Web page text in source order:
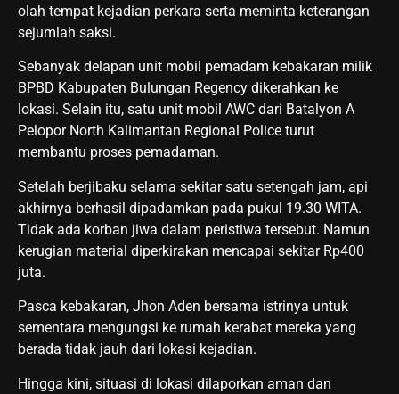
olah tempat kejadian perkara serta meminta keterangan
sejumlah saksi.
Sebanyak delapan unit mobil pemadam kebakaran milik
BPBD Kabupaten Bulungan Regency dikerahkan ke
lokasi. Selain itu, satu unit mobil AWC dari Batalyon A
Pelopor North Kalimantan Regional Police turut
membantu proses pemadaman.
Setelah berjibaku selama sekitar satu setengah jam, api
akhirnya berhasil dipadamkan pada pukul 19.30 WITA.
Tidak ada korban jiwa dalam peristiwa tersebut. Namun
kerugian material diperkirakan mencapai sekitar Rp400
juta.
Pasca kebakaran, Jhon Aden bersama istrinya untuk
sementara mengungsi ke rumah kerabat mereka yang
berada tidak jauh dari lokasi kejadian.
Hingga kini, situasi di lokasi dilaporkan aman dan